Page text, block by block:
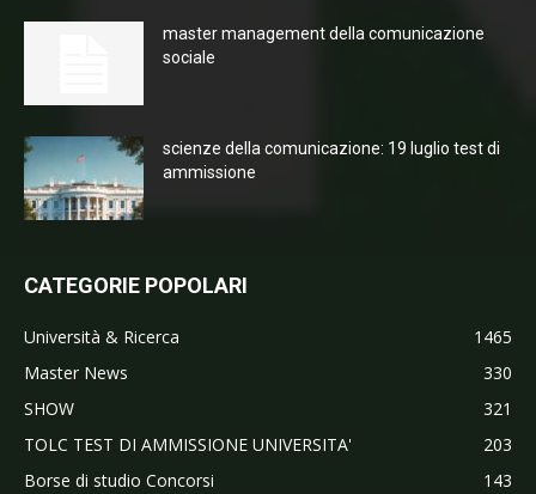
master management della comunicazione
sociale
scienze della comunicazione: 19 luglio test di
ammissione
CATEGORIE POPOLARI
Università & Ricerca
1465
Master News
330
SHOW
321
TOLC TEST DI AMMISSIONE UNIVERSITA'
203
Borse di studio Concorsi
143